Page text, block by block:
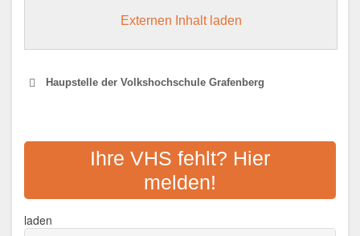
Externen Inhalt laden
Haupstelle der Volkshochschule Grafenberg
VOLKSHOCHSCHULE
FORCHHEIM LANDKREIS
Hornschuchallee 20, 91301
Forchheim
Ihre VHS fehlt? Hier
melden!
laden